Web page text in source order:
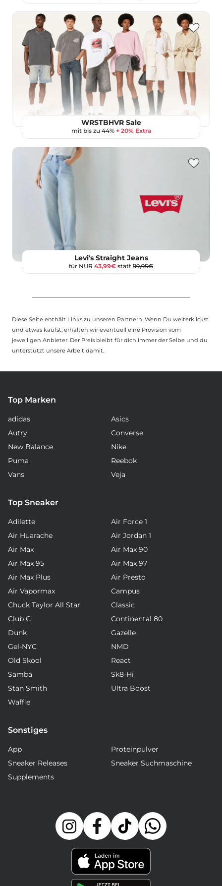
WRSTBHVR Sale
mit bis zu 44% + 20% Extra
Levi's Straight Jeans
für NUR 43,99€ statt 99,95€
Diese Seite enthält Links zu unseren Partnern. Wenn Du weiterklickst
und etwas kaufst, erhalten wir eventuell eine Provision vom
jeweiligen Anbieter. Der Preis bleibt für dich immer der Selbe und du
unterstützt unsere Arbeit damit.
Top Marken
adidas
Asics
Autry
Converse
New Balance
Nike
Puma
Reebok
Vans
Veja
Top Sneaker
Adilette
Air Force 1
Air Huarache
Air Jordan 1
Air Max
Air Max 90
Air Max 95
Air Max 97
Air Max Plus
Air Presto
Air Vapormax
Campus
Chuck Taylor All Star
Classic
Club C
Continental 80
Dunk
Gazelle
Gel-NYC
NMD
Old Skool
React
Samba
Sk8-Hi
Stan Smith
Ultra Boost
Waffle
Sonstiges
App
Proteinpulver
Sneaker Releases
Sneaker Suchmaschine
Supplements